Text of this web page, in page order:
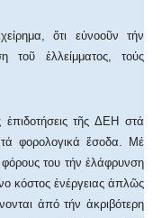
ὅτι εὐνοοῦν τήν
τοῦ ἐλλείμματος, τούς
ἐπιδοτήσεις τῆς ΔΕΗ στά
τά φορολογικά ἔσοδα. Μέ
φόρους του τήν ἐλάφρυνση
κόστος ἐνέργειας ἁπλῶς
ἀπό τήν ἀκριβότερη